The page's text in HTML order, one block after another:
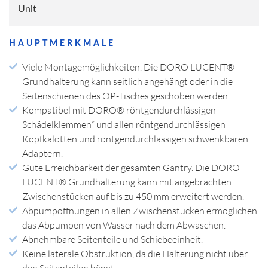
Erwachsene
Bildgebendes
Umfeld
Nichtbildgebendes
ERGEBNISSE ANZEIGEN
Alle anzeigen
MANAGEMENT UNSER ENGAGEMENT
UNSERE GESCHICHTE NEUIGKEITEN
MESSEN
ARBEITEN BEI BLACK FOREST
TIPPS & TRICKS
FLYER ZERTIFIZIERUNGEN
ZENTRALE
Black Forest Medical GmbH
FREIBURG, DEUTSCHLAND , GERMANY
+49 761 384 222 10
info@blackforestmedical.com
Passwort:
Passwort vergessen?
ANMELDEN
Passwort vergessen?
Datenschutz
Holen Sie sich Ihre persönlichen
Anmeldedaten
Unit
HAUPTMERKMALE
Viele Montagemöglichkeiten. Die DORO LUCENT®
Grundhalterung kann seitlich angehängt oder in die
Seitenschienen des OP-Tisches geschoben werden.
Kompatibel mit DORO® röntgendurchlässigen
Schädelklemmen* und allen röntgendurchlässigen
Kopfkalotten und röntgendurchlässigen schwenkbaren
Adaptern.
Gute Erreichbarkeit der gesamten Gantry. Die DORO
LUCENT® Grundhalterung kann mit angebrachten
Zwischenstücken auf bis zu 450 mm erweitert werden.
Abpumpöffnungen in allen Zwischenstücken ermöglichen
das Abpumpen von Wasser nach dem Abwaschen.
Abnehmbare Seitenteile und Schiebeeinheit.
Keine laterale Obstruktion, da die Halterung nicht über